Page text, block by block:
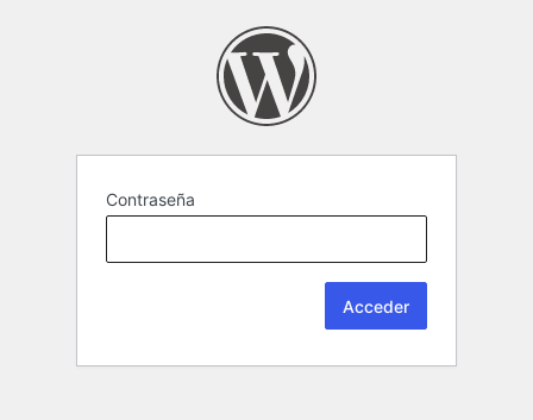
Contraseña